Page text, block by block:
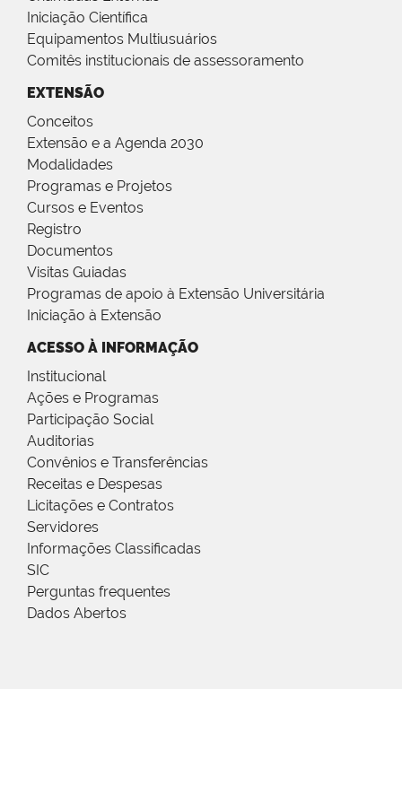
Iniciação Científica
Equipamentos Multiusuários
Comitês institucionais de assessoramento
EXTENSÃO
Conceitos
Extensão e a Agenda 2030
Modalidades
Programas e Projetos
Cursos e Eventos
Registro
Documentos
Visitas Guiadas
Programas de apoio à Extensão Universitária
Iniciação à Extensão
ACESSO À INFORMAÇÃO
Institucional
Ações e Programas
Participação Social
Auditorias
Convênios e Transferências
Receitas e Despesas
Licitações e Contratos
Servidores
Informações Classificadas
SIC
Perguntas frequentes
Dados Abertos